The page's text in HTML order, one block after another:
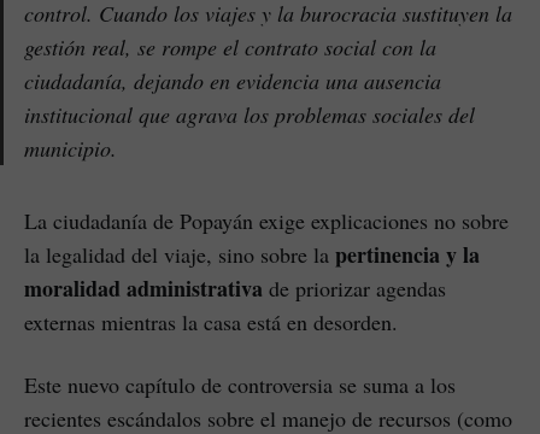
control. Cuando los viajes y la burocracia sustituyen la
gestión real, se rompe el contrato social con la
ciudadanía, dejando en evidencia una ausencia
institucional que agrava los problemas sociales del
municipio.
La ciudadanía de Popayán exige explicaciones no sobre
la legalidad del viaje, sino sobre la pertinencia y la
moralidad administrativa de priorizar agendas
externas mientras la casa está en desorden.
Este nuevo capítulo de controversia se suma a los
recientes escándalos sobre el manejo de recursos (como